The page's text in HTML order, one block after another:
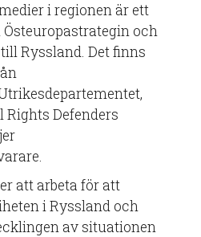
i regionen är ett
och
Ryssland. Det finns
Defenders
att arbeta för att
i Ryssland och
av situationen